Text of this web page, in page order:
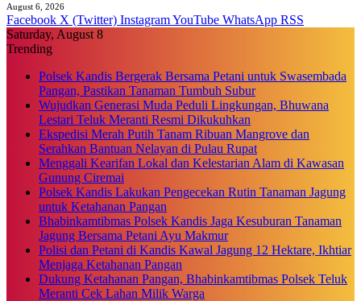
August 6, 2026
Facebook X (Twitter) InstagramYouTube WhatsApp RSS
Saturday, August 8
Trending
Polsek Kandis Bergerak Bersama Petani untuk Swasembada
Pangan, Pastikan Tanaman Tumbuh Subur
Wujudkan Generasi Muda Peduli Lingkungan, Bhuwana
Lestari Teluk Meranti Resmi Dikukuhkan
Ekspedisi Merah Putih Tanam Ribuan Mangrove dan
Serahkan Bantuan Nelayan di Pulau Rupat
Menggali Kearifan Lokal dan Kelestarian Alam di Kawasan
Gunung Ciremai
Polsek Kandis Lakukan Pengecekan Rutin Tanaman Jagung
untuk Ketahanan Pangan
Bhabinkamtibmas Polsek Kandis Jaga Kesuburan Tanaman
Jagung Bersama Petani Ayu Makmur
Polisi dan Petani di Kandis Kawal Jagung 12 Hektare, Ikhtiar
Menjaga Ketahanan Pangan
Dukung Ketahanan Pangan, Bhabinkamtibmas Polsek Teluk
Meranti Cek Lahan Milik Warga